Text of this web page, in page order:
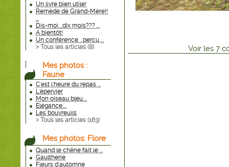
Un livre bien utile!
Remède de Grand-Mère!!
...
Dis-moi....dix mois??? ...
A bientôt!
Un conférence ...percu ...
> Tous les articles (8)
Mes photos :
Faune
C'est l'heure du repas ...
L'épervier
Mon oiseau bleu....
Elégance....
Les bouvreuils
> Tous les articles (163)
Mes photos: Flore
Quand le chêne fait le ...
Gaultherie
Fleurs d'automne
Voir les 7